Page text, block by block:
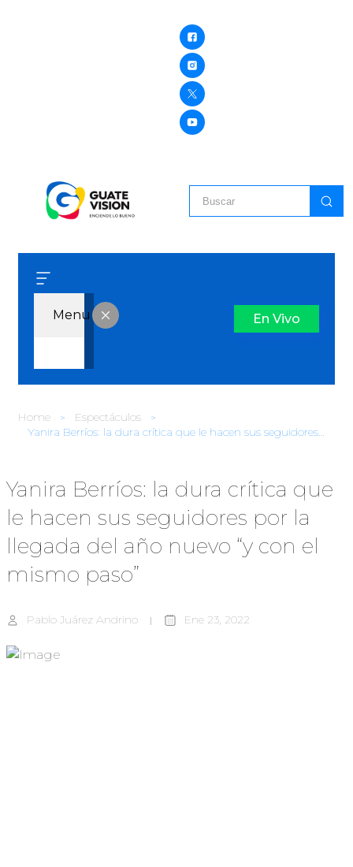
Menu En Vivo
Home
Espectáculos
Yanira Berríos: la dura crítica que le hacen sus seguidores por la llegada del año nuevo “y con el mismo paso”
Yanira Berríos: la dura crítica que
le hacen sus seguidores por la
llegada del año nuevo “y con el
mismo paso”
Pablo Juárez Andrino Ene 23, 2022